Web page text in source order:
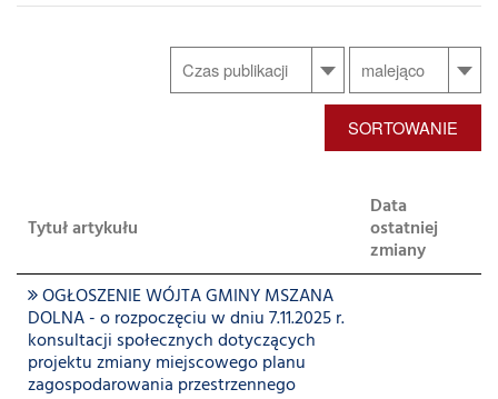
SORTOWANIE
Tytuł artykułu
Data
ostatniej
zmiany
OGŁOSZENIE WÓJTA GMINY MSZANA
DOLNA - o rozpoczęciu w dniu 7.11.2025 r.
konsultacji społecznych dotyczących
projektu zmiany miejscowego planu
zagospodarowania przestrzennego